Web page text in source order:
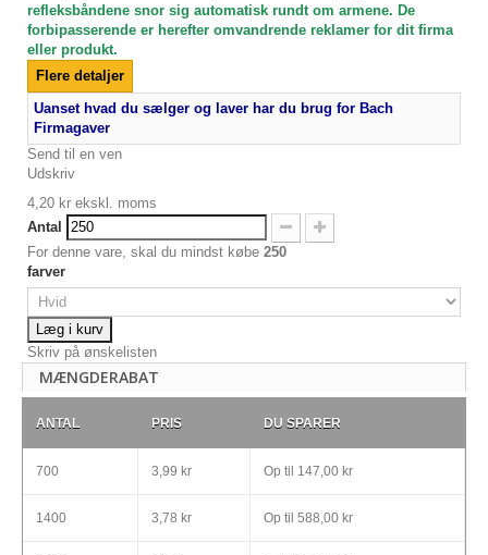
refleksbåndene snor sig automatisk rundt om armene. De
forbipasserende er herefter omvandrende reklamer for dit firma
eller produkt.
Flere detaljer
Uanset hvad du sælger og laver har du brug for Bach
Firmagaver
Send til en ven
Udskriv
4,20 kr ekskl. moms
Antal
For denne vare, skal du mindst købe 250
farver
Læg i kurv
Skriv på ønskelisten
MÆNGDERABAT
ANTAL PRIS DU SPARER
700 3,99 kr Op til 147,00 kr
1400 3,78 kr Op til 588,00 kr